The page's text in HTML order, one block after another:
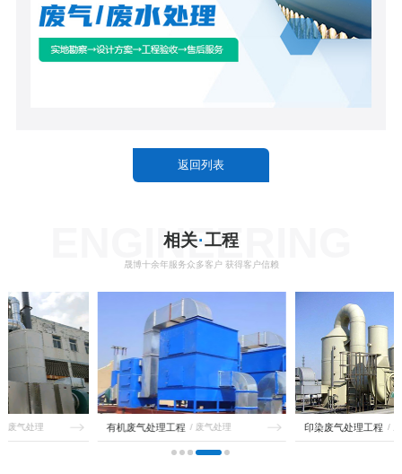
返回列表
ENGINEERING
相关·工程
晟博十余年服务众多客户 获得客户信赖
有机废气处理工程 / 废气处理 印染废气处理工程 / 废气处理